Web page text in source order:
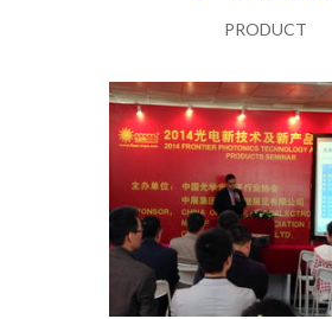
PRODUCT